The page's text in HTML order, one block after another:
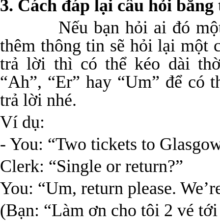
3. Cách đáp lại câu hỏi
Nếu bạn hỏi ai đó một
thêm thông tin sẽ hỏi lại một
trả lời thì có thể kéo dài
“Ah”, “Er” hay “Um” để có
trả lời nhé.
Ví dụ:
- You: “Two tickets to
Clerk: “Single or return?”
You: “Um, return please.
(Bạn: “Làm ơn cho tôi 2 vé